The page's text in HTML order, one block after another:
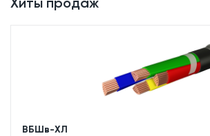
ВБШв-ХЛ